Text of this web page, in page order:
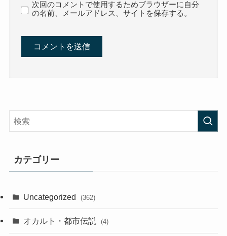
次回のコメントで使用するためブラウザーに自分
の名前、メールアドレス、サイトを保存する。
カテゴリー
Uncategorized (362)
オカルト・都市伝説 (4)